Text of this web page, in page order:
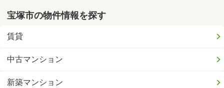
宝塚市の物件情報を探す
賃貸
中古マンション
新築マンション